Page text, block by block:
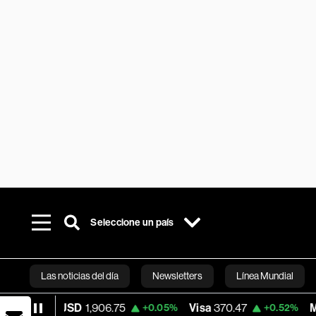
Seleccione un país
Las noticias del día Newsletters Línea Mundial
Bloomberg
USD 1,906.75 +0.05% Visa 370.47 +0.52%